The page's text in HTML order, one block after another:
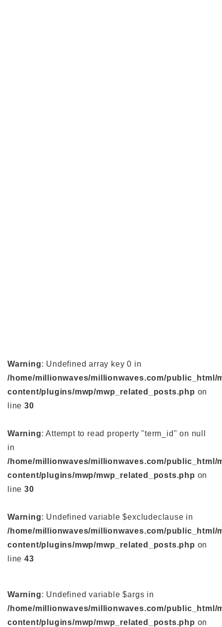
Warning: Undefined array key 0 in
/home/millionwaves/millionwaves.com/public_html/
content/plugins/mwp/mwp_related_posts.php on
line 30
Warning: Attempt to read property "term_id" on null
in
/home/millionwaves/millionwaves.com/public_html/
content/plugins/mwp/mwp_related_posts.php on
line 30
Warning: Undefined variable $excludeclause in
/home/millionwaves/millionwaves.com/public_html/
content/plugins/mwp/mwp_related_posts.php on
line 43
Warning: Undefined variable $args in
/home/millionwaves/millionwaves.com/public_html/
content/plugins/mwp/mwp_related_posts.php on